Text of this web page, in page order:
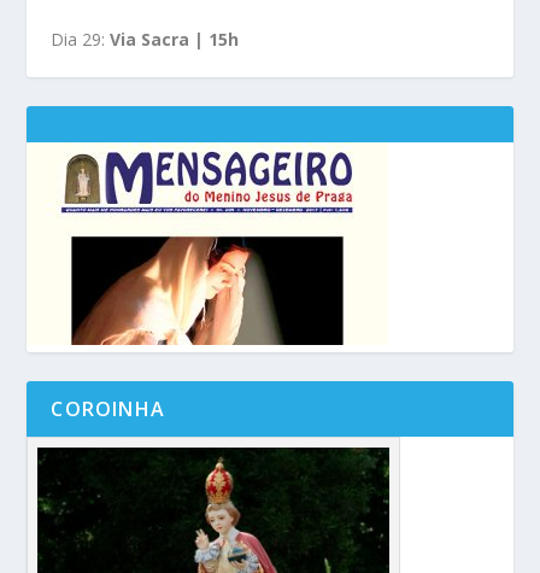
Dia 29:Via Sacra | 15h
COROINHA